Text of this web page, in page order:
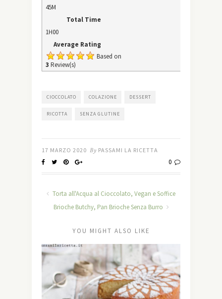
45M
Total Time
1H00
Average Rating
Based on
3 Review(s)
CIOCCOLATO COLAZIONE DESSERT
RICOTTA SENZA GLUTINE
17 MARZO 2020 By PASSAMI LA RICETTA
0
Torta all'Acqua al Cioccolato, Vegan e Soffice
Brioche Butchy, Pan Brioche Senza Burro
YOU MIGHT ALSO LIKE